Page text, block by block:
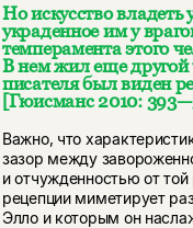
Но искусство
украденное им у
темперамента этого
В нем жил еще другой
писателя был виден
[Гюисманс 2010:
Важно, что
зазор между
и отчужденностью от
рецепции миметирует
Элло и которым он